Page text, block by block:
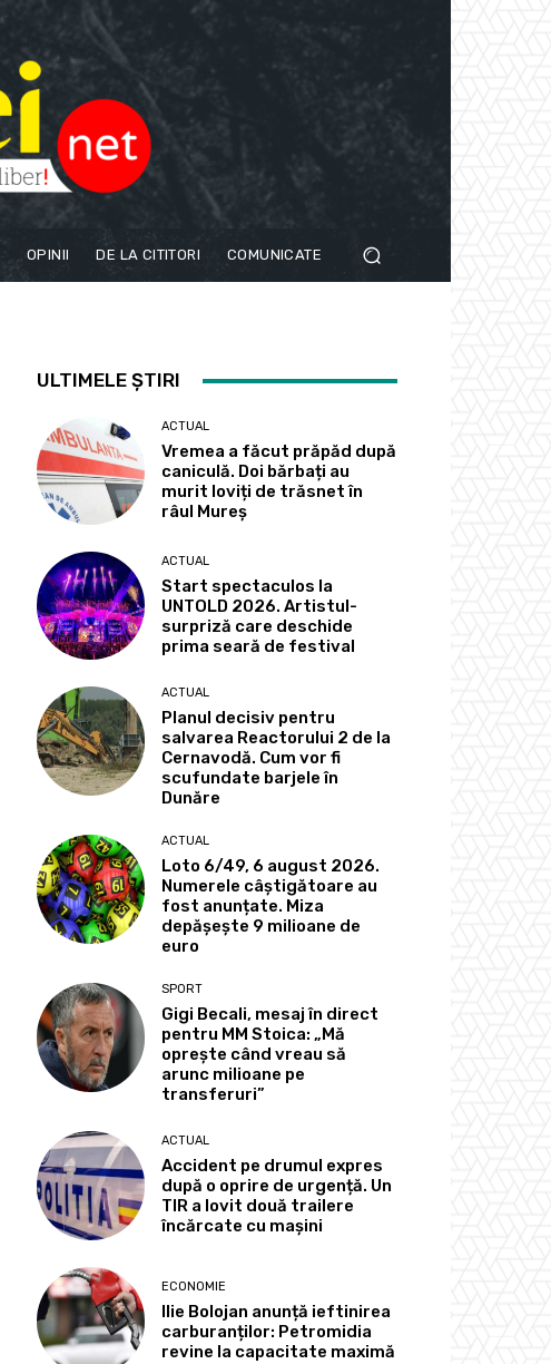
OPINII DE LA CITITORI COMUNICATE
ULTIMELE ȘTIRI
ACTUAL
Vremea a făcut prăpăd după
caniculă. Doi bărbați au
murit loviți de trăsnet în
râul Mureș
ACTUAL
Start spectaculos la
UNTOLD 2026. Artistul-
surpriză care deschide
prima seară de festival
ACTUAL
Planul decisiv pentru
salvarea Reactorului 2 de la
Cernavodă. Cum vor fi
scufundate barjele în
Dunăre
ACTUAL
Loto 6/49, 6 august 2026.
Numerele câștigătoare au
fost anunțate. Miza
depășește 9 milioane de
euro
SPORT
Gigi Becali, mesaj în direct
pentru MM Stoica: „Mă
oprește când vreau să
arunc milioane pe
transferuri”
ACTUAL
Accident pe drumul expres
după o oprire de urgență. Un
TIR a lovit două trailere
încărcate cu mașini
ECONOMIE
Ilie Bolojan anunță ieftinirea
carburanților: Petromidia
revine la capacitate maximă